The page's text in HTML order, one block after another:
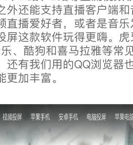
外还能支持直播客户端
直播爱好者，或者是音
屏这款软件玩得更嗨。
、酷狗和喜马拉雅等常
还有我们用的QQ浏览器
加丰富。